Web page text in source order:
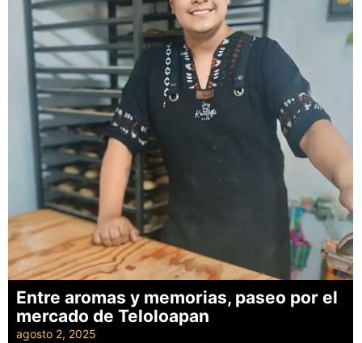
Entre aromas y memorias, paseo por el
mercado de Teloloapan
agosto 2, 2025